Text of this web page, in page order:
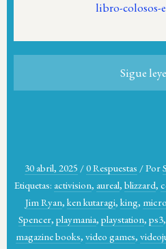
libro-colosos-
Sigue
30 abril, 2025 /0 Respuestas /Por
Etiquetas: activision, aureal, blizzard,
Jim Ryan, ken kutaragi, king,
Spencer, playmania, playstation, ps3,
magazine books, video games,